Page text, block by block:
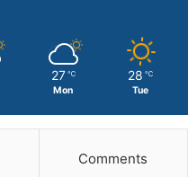
27 ℃
Mon
28 ℃
Tue
Comments